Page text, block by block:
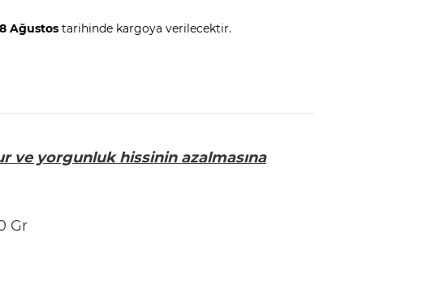
Ağustos tarihinde kargoya verilecektir.
ve yorgunluk hissinin azalmasına
Gr